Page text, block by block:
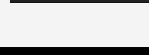
#ProjectWingman